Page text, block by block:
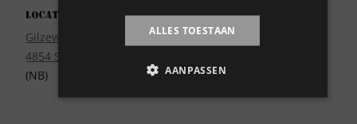
Locatie
Gilzeweg 17
4854 SE Bavel
(NB)
Wie zijn wij?
ALLES TOESTAAN
AANPASSEN